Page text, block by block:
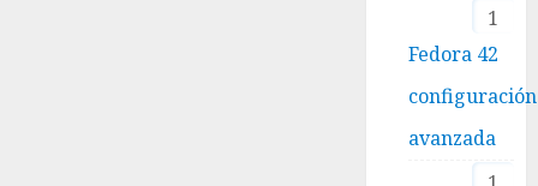
1
Fedora 42
configuración
avanzada